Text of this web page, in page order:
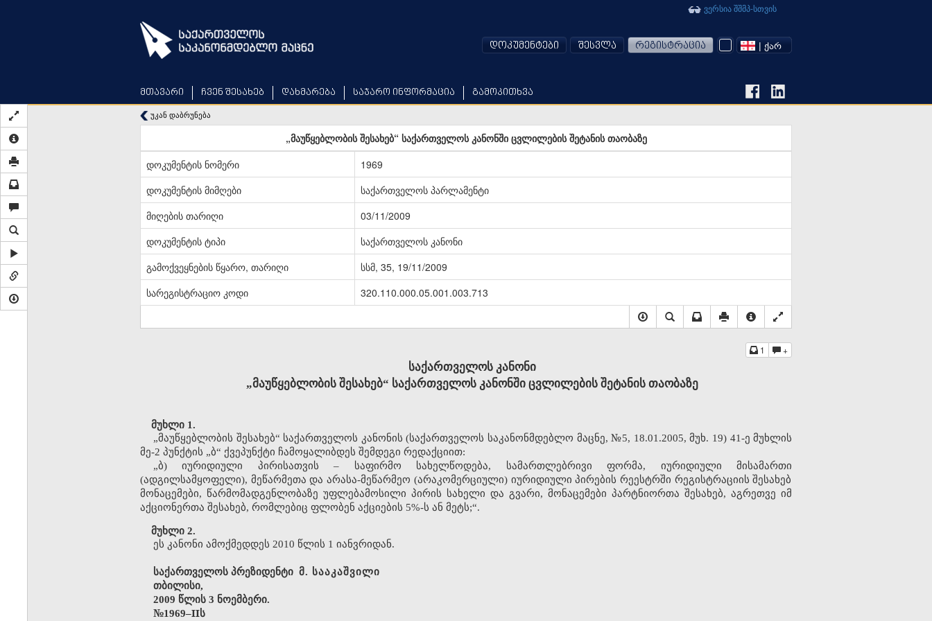
მთავარი ჩვენ შესახებ დახმარება საჯარო ინფორმაცია გამოკითხვა
ვერსია შშმპ-სთვის
დოკუმენტები შესვლა რეგისტრაცია | ᲥᲐᲠ
უკან დაბრუნება
„მაუწყებლობის შესახებ“ საქართველოს კანონში ცვლილების შეტანის თაობაზე
დოკუმენტის ნომერი
1969
დოკუმენტის მიმღები
საქართველოს პარლამენტი
მიღების თარიღი
03/11/2009
დოკუმენტის ტიპი
საქართველოს კანონი
გამოქვეყნების წყარო, თარიღი
სსმ, 35, 19/11/2009
სარეგისტრაციო კოდი
320.110.000.05.001.003.713
1 +
საქართველოს კანონი
„მაუწყებლობისშესახებ“ საქართველოს კანონშიცვლილებისშეტანისთაობაზე
მუხლი 1.
„მაუწყებლობის შესახებ“ საქართველოს კანონის (საქართველოს საკანონმდებლო მაცნე,№5, 18.01.2005,მუხ. 19) 41-ე მუხლის
მე-2 პუნქტის „ბ“ ქვეპუნქტი ჩამოყალიბდეს შემდეგი რედაქციით:
„ბ)იურიდიული პირისათვის – საფირმო სახელწოდება, სამართლებრივი ფორმა, იურიდიული მისამართი
(ადგილსამყოფელი), მეწარმეთა და არასა-მეწარმეო (არაკომერციული) იურიდიული პირების რეესტრში რეგისტრაციის შესახებ
მონაცემები, წარმომადგენლობაზე უფლებამოსილი პირის სახელი და გვარი, მონაცემები პარტნიორთა შესახებ, აგრეთვე იმ
აქციონერთა შესახებ, რომლებიც ფლობენ აქციების 5%-ს ან მეტს;“.
მუხლი 2.
ეს კანონი ამოქმედდეს 2010 წლის 1 იანვრიდან.
საქართველოს პრეზიდენტი მ. სააკაშვილი
თბილისი,
2009 წლის3 ნოემბერი.
№1969–IIს